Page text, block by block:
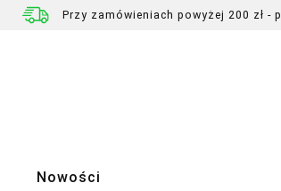
Przy zamówieniach powyżej 200 zł -
Nowości